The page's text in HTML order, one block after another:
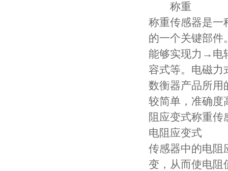
称重
称重传感器是
的一个关键部件
能够实现力→电
容式等。电磁力
数衡器产品所用
较简单，准确度
阻应变式称重传
电阻应变式
传感器中的电阻
变，从而使电阻